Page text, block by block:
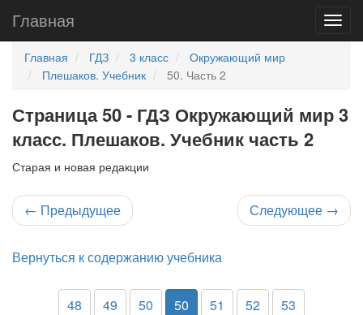
Главная
Главная ГДЗ 3 класс
Окружающий мир
Плешаков. Учебник
50. Часть 2
Страница 50 - ГДЗ Окружающий мир 3
класс. Плешаков. Учебник часть 2
Старая и новая редакции
← Предыдущее Следующее →
Вернуться к содержанию учебника
48 49 50 50 51 52 53